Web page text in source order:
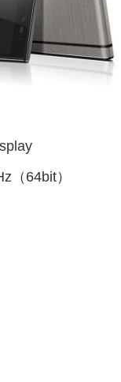
（64bit）